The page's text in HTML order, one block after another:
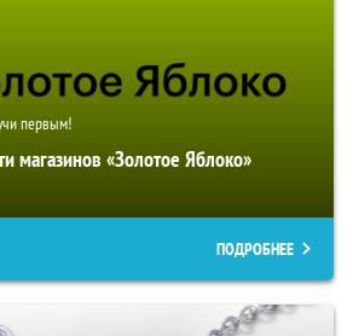
первым!
магазинов «Золотое Яблоко»
ПОДРОБНЕЕ